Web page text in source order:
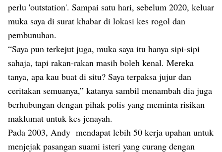
perlu 'outstation'. Sampai satu hari, sebelum 2020, keluar
muka saya di surat khabar di lokasi kes rogol dan
pembunuhan.
“Saya pun terkejut juga, muka saya itu hanya sipi-sipi
sahaja, tapi rakan-rakan masih boleh kenal. Mereka
tanya, apa kau buat di situ? Saya terpaksa jujur dan
ceritakan semuanya,” katanya sambil menambah dia juga
berhubungan dengan pihak polis yang meminta risikan
maklumat untuk kes jenayah.
Pada 2003, Andy mendapat lebih 50 kerja upahan untuk
menjejak pasangan suami isteri yang curang dengan